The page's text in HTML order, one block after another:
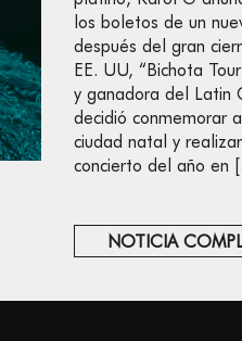
los boletos de un
después del gran
EE. UU, “Bichota
y ganadora del Latin
decidió conmemorar
ciudad natal y
concierto del año en
NOTICIA